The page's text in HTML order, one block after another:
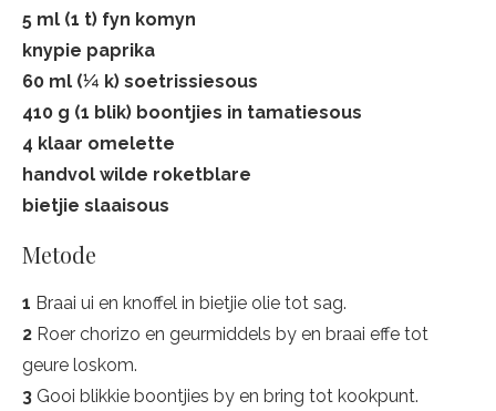
5 ml (1 t) fyn komyn
knypie paprika
60 ml (¼ k) soetrissiesous
410 g (1 blik) boontjies in tamatiesous
4 klaar omelette
handvol wilde roketblare
bietjie slaaisous
Metode
1 Braai ui en knoffel in bietjie olie tot sag.
2 Roer chorizo en geurmiddels by en braai effe tot
geure loskom.
3 Gooi blikkie boontjies by en bring tot kookpunt.